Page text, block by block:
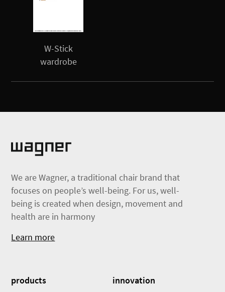
W-Stick
wardrobe
We are Wagner, a traditional chair brand that
focuses on people’s well-being. For us, well-
being is created when design, movement and
health are in harmony
Learn more
products
innovation